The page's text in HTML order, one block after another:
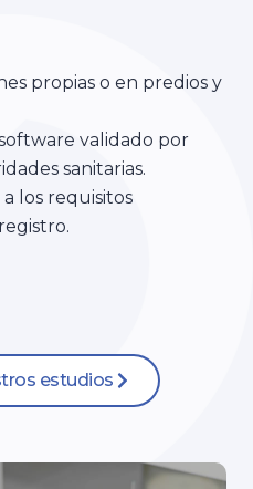
propias o en predios y
validado por
sanitarias.
los requisitos
estudios